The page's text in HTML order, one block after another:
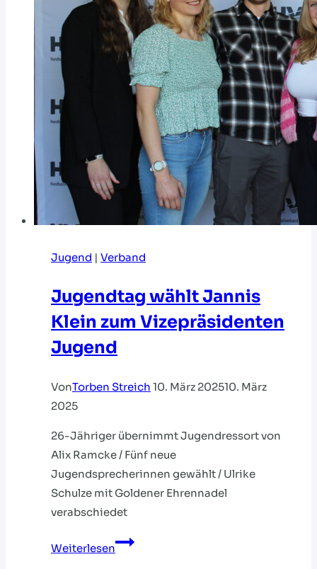
Jugend | Verband
Jugendtag wählt Jannis
Klein zum Vizepräsidenten
Jugend
VonTorben Streich 10. März 202510. März
2025
26-Jähriger übernimmt Jugendressort von
Alix Ramcke / Fünf neue
Jugendsprecherinnen gewählt / Ulrike
Schulze mit Goldener Ehrennadel
verabschiedet
Weiterlesen
Jugendtag